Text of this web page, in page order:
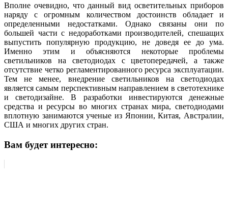
Вполне очевидно, что данный вид осветительных приборов
наряду с огромным количеством достоинств обладает и
определенными недостатками. Однако связаны они по
большей части с недоработками производителей, спешащих
выпустить популярную продукцию, не доведя ее до ума.
Именно этим и объясняются некоторые проблемы
светильников на светодиодах с цветопередачей, а также
отсутствие четко регламентированного ресурса эксплуатации.
Тем не менее, внедрение светильников на светодиодах
является самым перспективным направлением в светотехнике
и светодизайне. В разработки инвестируются денежные
средства и ресурсы во многих странах мира, светодиодами
вплотную занимаются ученые из Японии, Китая, Австралии,
США и многих других стран.
Вам будет интересно: